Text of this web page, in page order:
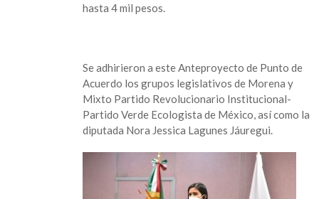
hasta 4 mil pesos.
Se adhirieron a este Anteproyecto de Punto de
Acuerdo los grupos legislativos de Morena y
Mixto Partido Revolucionario Institucional-
Partido Verde Ecologista de México, así como la
diputada Nora Jessica Lagunes Jáuregui.